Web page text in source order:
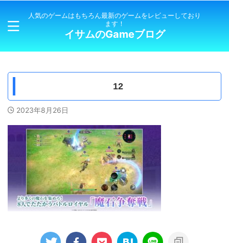
人気のゲームはもちろん最新のゲームをレビューしており
ます！
イサムのGameブログ
12
2023年8月26日